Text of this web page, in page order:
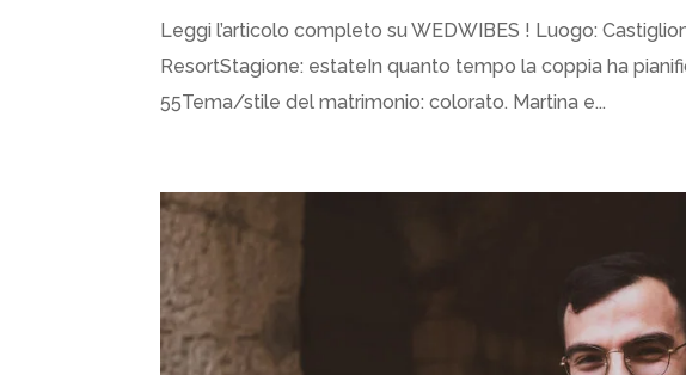
Leggi l’articolo completo su WEDWIBES ! Luogo:
ResortStagione: estateIn quanto tempo la coppia ha
55Tema/stile del matrimonio: colorato. Martina e...